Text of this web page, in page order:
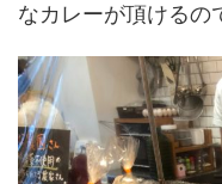
なカレーが頂けるの